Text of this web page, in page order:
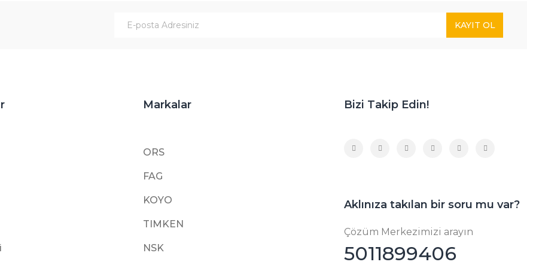
KAYIT OL
Markalar
ORS
FAG
KOYO
TIMKEN
NSK
Bizi Takip Edin!
Aklınıza takılan bir soru mu var?
Çözüm Merkezimizi arayın
5011899406